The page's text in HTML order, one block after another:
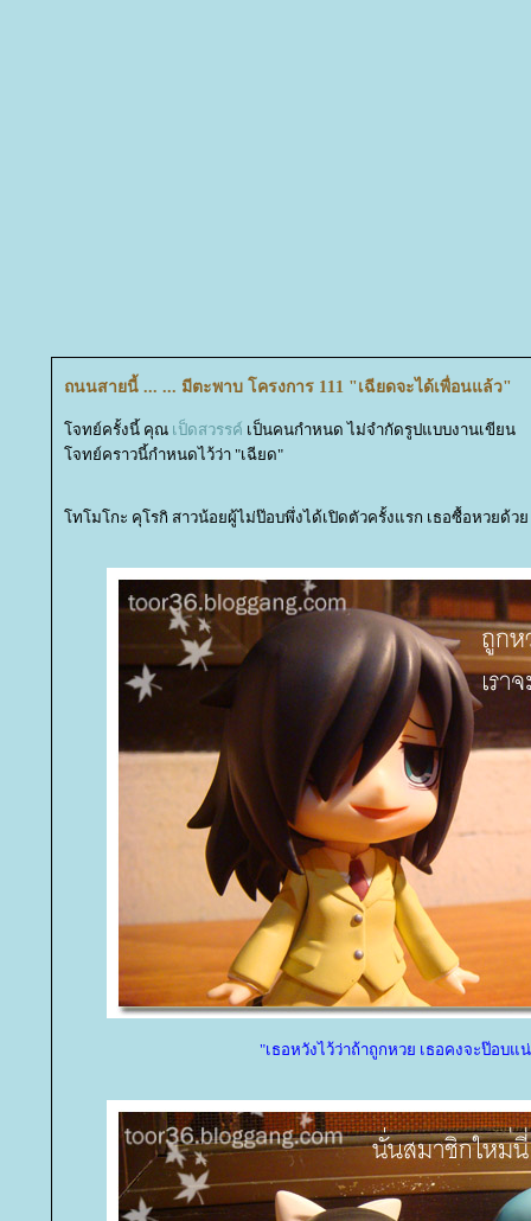
ถนนสายนี้ ... ... มีตะพาบ โครงการ 111 "เฉียดจะได้เพื่อนแล้ว"
จทย์ครั้งนี้ คุณ เป็ดสวรรค์ เป็นคนกำหนด ไม่จำกัดรูปแบบงานเขียน
จทย์คราวนี้กำหนดไว้ว่า "เฉียด"
ทโมโกะ คุโรกิ สาวน้อยผู้ไม่ป๊อบพึ่งได้เปิดตัวครั้งแรก เธอซื้อหวยด้ว
"เธอหวังไว้ว่าถ้าถูกหวย เธอคงจะป๊อบแ